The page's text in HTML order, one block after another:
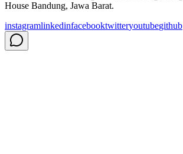
House Bandung, Jawa Barat.
instagramlinkedinfacebooktwitteryoutubegithub